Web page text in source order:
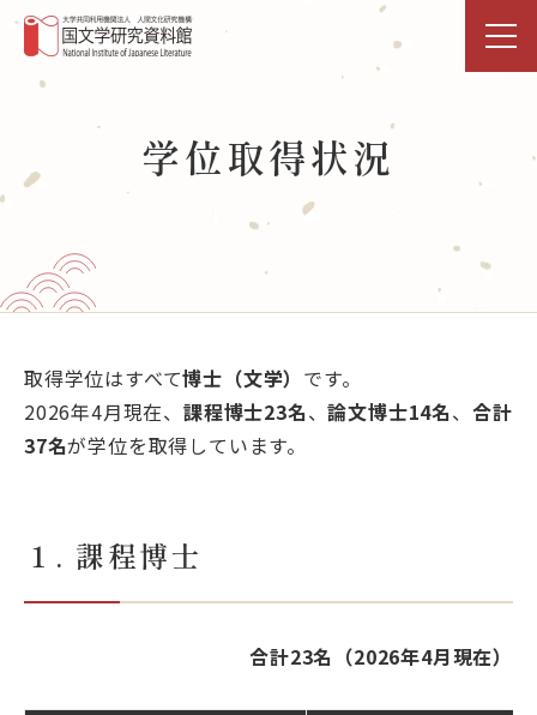
研究活動・共同利用
展示・イベント
図書館
データベース
大学院・教育
学位取得状況
取得学位はすべて博士（文学） です。
2026年4月現在、課程博士23名、論文博士14名、 合計
37名が学位を取得しています。
１. 課程博士
合計23名（2026年4月現在）